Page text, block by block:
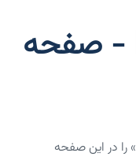
برچسب: LASEK - صفحه
تازه‌ترین مطالب مرتبط با برچسب «LASEK» را در این صفحه